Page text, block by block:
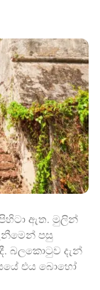
ඇත. මුලින්
පසු
බලකොටුව දැන්
එය බොහෝ